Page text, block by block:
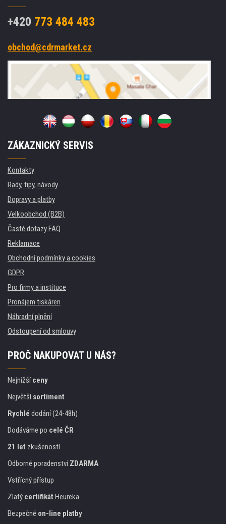
+420 773 484 483
obchod@cdrmarket.cz
ZÁKAZNICKÝ SERVIS
Kontakty
Rady, tipy, návody
Dopravy a platby
Velkoobchod (B2B)
Časté dotazy FAQ
Reklamace
Obchodní podmínky a cookies
GDPR
Pro firmy a instituce
Pronájem tiskáren
Náhradní plnění
Odstoupení od smlouvy
PROČ NAKUPOVAT U NÁS?
Nejnižšíceny
Největšísortiment
Rychlé dodání (24-48h)
Dodáváme po celé ČR
21 let zkušeností
Odborné poradenstvíZDARMA
Vstřícný přístup
Zlatý certifikát Heureka
Bezpečné on-line platby